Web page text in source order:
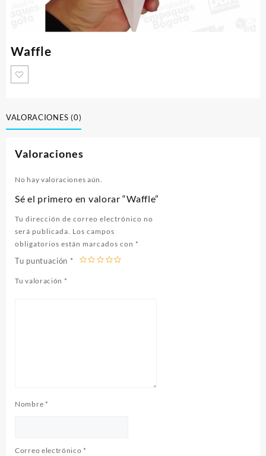
Waffle
VALORACIONES (0)
Valoraciones
No hay valoraciones aún.
Sé el primero en valorar “Waffle”
Tu dirección de correo electrónico no
será publicada. Los campos
obligatorios están marcados con *
Tu puntuación *
Tu valoración *
Nombre *
Correo electrónico *